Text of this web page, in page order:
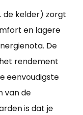
de kelder) zorgt
en lagere
De
rendement
eenvoudigste
van de
is dat je